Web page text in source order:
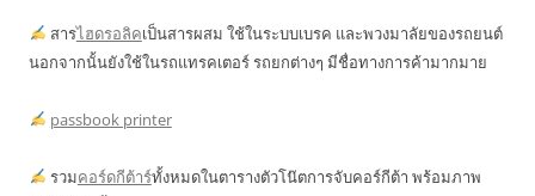
สารไฮดรอลิคเป็นสารผสม ใช้ในระบบเบรค และพวงมาลัยของรถยนต์
นอกจากนั้นยังใช้ในรถแทรคเตอร์ รถยกต่างๆ มีชื่อทางการค้ามากมาย
passbook printer
รวมคอร์ดกีต้าร์ทั้งหมดในตารางตัวโน๊ตการจับคอร์กีต้า พร้อมภาพ